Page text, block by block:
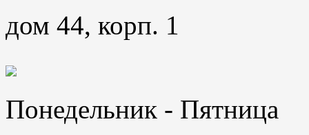
дом 44, корп. 1
Понедельник - Пятница